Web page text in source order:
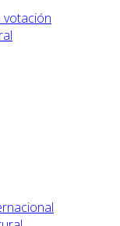
votación